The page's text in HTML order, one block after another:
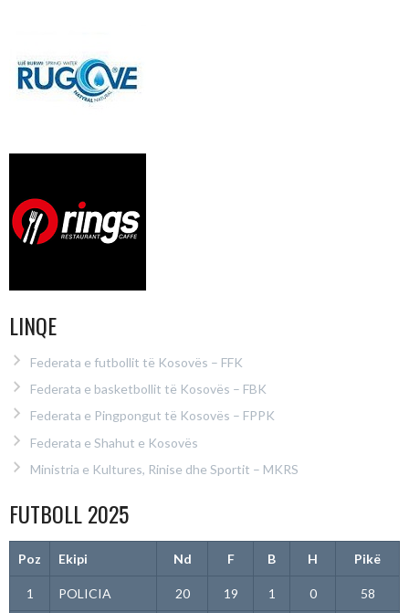
LINQE
Federata e futbollit të Kosovës – FFK
Federata e basketbollit të Kosovës – FBK
Federata e Pingpongut të Kosovës – FPPK
Federata e Shahut e Kosovës
Ministria e Kultures, Rinise dhe Sportit – MKRS
FUTBOLL 2025
Poz Ekipi Nd F B H Pikë
1 POLICIA 20 19 1 0 58